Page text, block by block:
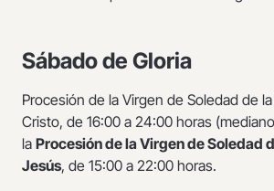
Sábado de Gloria
Procesión de la Virgen de Soledad de
Cristo, de 16:00 a 24:00 horas
la Procesión de la Virgen de Soledad
Jesús, de 15:00 a 22:00 horas.